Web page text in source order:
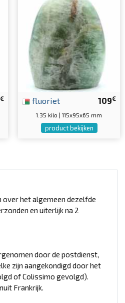
€ 109€
fluoriet
1.35 kilo | 115x95x65 mm
product bekijken
het algemeen dezelfde
en uiterlijk na 2
door de postdienst,
zijn aangekondigd door het
of Colissimo gevolgd).
Frankrijk.